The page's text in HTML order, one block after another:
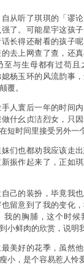
从听了琪琪的「谬
了。可能星宇这孩
长得还耐看的孩子
去上网查了查，还
至与生母都有过苟
杨玉环的风流韵事
覆。
人寰后一年的时间
什幺贞洁烈女，只
短时间里接受另外一
们也都劝我应该走
振作起来了，正如
己的装扮，毕竟我
留意到了我的变化
我的胸脯，这个时候
小鲜肉的欣赏，说明
美好的花季，虽然
小，是个容易惹人怜